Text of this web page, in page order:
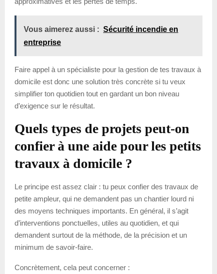
Vous aimerez aussi : Sécurité incendie en
entreprise
Faire appel à un spécialiste pour la gestion de tes travaux à
domicile est donc une solution très concrète si tu veux
simplifier ton quotidien tout en gardant un bon niveau
d’exigence sur le résultat.
Quels types de projets peut-on
confier à une aide pour les petits
travaux à domicile ?
Le principe est assez clair : tu peux confier des travaux de
petite ampleur, qui ne demandent pas un chantier lourd ni
des moyens techniques importants. En général, il s’agit
d’interventions ponctuelles, utiles au quotidien, et qui
demandent surtout de la méthode, de la précision et un
minimum de savoir-faire.
Concrètement, cela peut concerner :